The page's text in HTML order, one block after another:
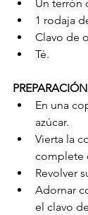
Un terrón
1 rodaja
Clavo de
Té.
En una
azúcar.
Vierta la
complete
Revolver
Adornar
el clavo